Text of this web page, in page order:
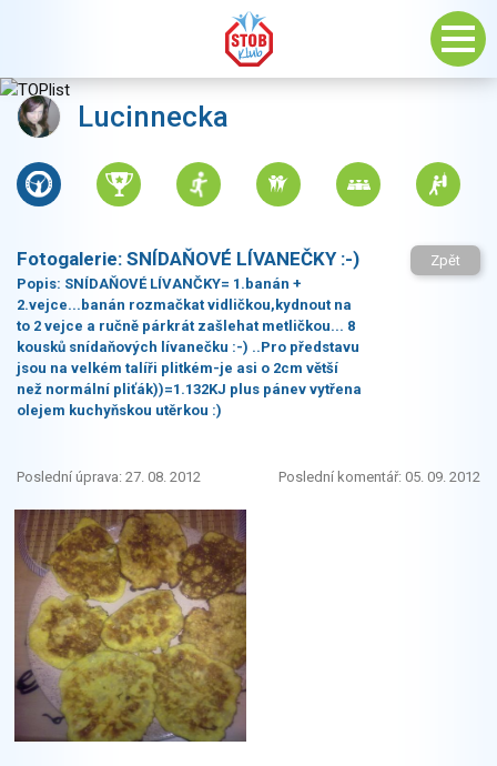
Lucinnecka
Fotogalerie: SNÍDAŇOVÉ LÍVANEČKY :-)
Popis: SNÍDAŇOVÉ LÍVANČKY= 1.banán +
2.vejce...banán rozmačkat vidličkou,kydnout na
to 2 vejce a ručně párkrát zašlehat metličkou... 8
kousků snídaňových lívanečku :-) ..Pro představu
jsou na velkém talíři plitkém-je asi o 2cm větší
než normální pliťák))=1.132KJ plus pánev vytřena
olejem kuchyňskou utěrkou :)
Zpět
Poslední úprava: 27. 08. 2012 Poslední komentář: 05. 09. 2012